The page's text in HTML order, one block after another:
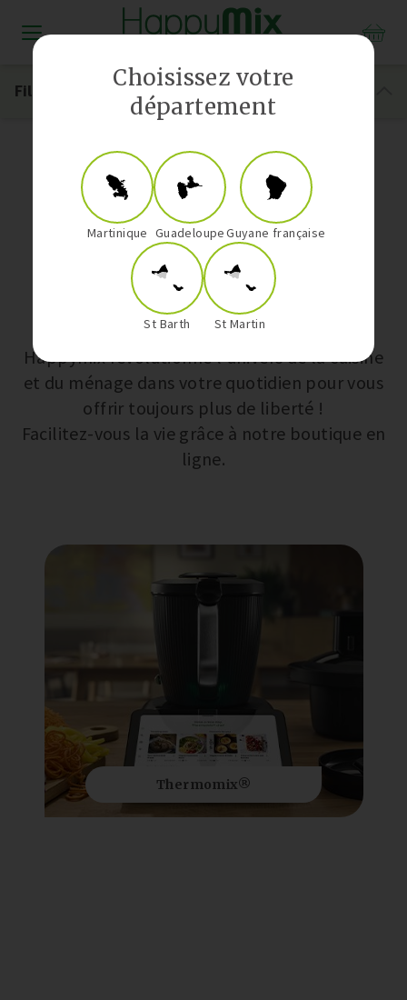
Thermomix TM6
Nos univers
Happymix révolutionne l’univers de la cuisine
et du ménage dans votre quotidien pour vous
offrir toujours plus de liberté !
Facilitez-vous la vie grâce à notre boutique en
ligne.
Thermomix®
Filtrer
Choisissez votre
département
Martinique GuadeloupeGuyane française
St Barth St Martin